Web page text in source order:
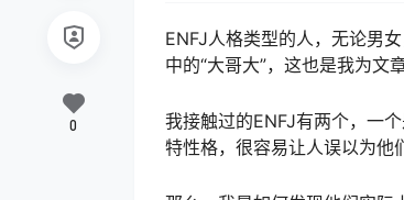
ENFJ人格类型的人，无论男
中的“大哥大”，这也是我为文
我接触过的ENFJ有两个，一
特性格，很容易让人误以为他
0